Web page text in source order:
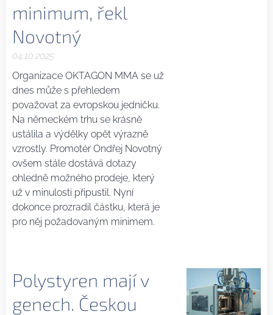
minimum, řekl
Novotný
04.10.2025
Organizace OKTAGON MMA se už
dnes může s přehledem
považovat za evropskou jedničku.
Na německém trhu se krásně
ustálila a výdělky opět výrazně
vzrostly. Promotér Ondřej Novotný
ovšem stále dostává dotazy
ohledně možného prodeje, který
už v minulosti připustil. Nyní
dokonce prozradil částku, která je
pro něj požadovaným minimem.
Polystyren mají v
genech. Českou